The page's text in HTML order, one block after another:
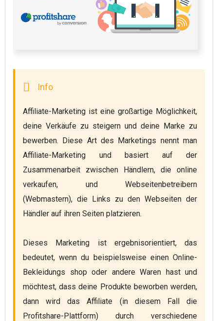
Affiliate-Marketing ist eine großartige Möglichkeit,
deine Verkäufe zu steigern und deine Marke zu
bewerben. Diese Art des Marketings nennt man
Affiliate-Marketing und basiert auf der
Zusammenarbeit zwischen Händlern, die online
verkaufen, und Webseitenbetreibern
(Webmastern), die Links zu den Webseiten der
Händler auf ihren Seiten platzieren.
Dieses Marketing ist ergebnisorientiert, das
bedeutet, wenn du beispielsweise einen Online-
Bekleidungs shop oder andere Waren hast und
möchtest, dass deine Produkte beworben werden,
dann wird das Affiliate (in diesem Fall die
Profitshare-Plattform) durch verschiedene